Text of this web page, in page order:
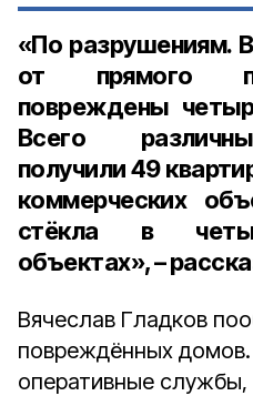
«По разрушениям.
от прямого
повреждены
Всего
получили 49
коммерческих
стёкла в
объектах», –
Вячеслав Гладков
повреждённых
оперативные службы,